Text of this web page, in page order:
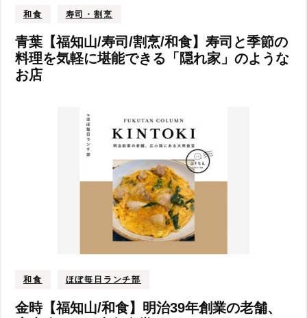
和食 寿司・割烹
青葉【福知山/寿司/割烹/和食】寿司と季節の
料理を気軽に堪能できる「隠れ家」のような
お店
和食 ほぼ毎日ランチ部
金時【福知山/和食】明治39年創業の老舗、